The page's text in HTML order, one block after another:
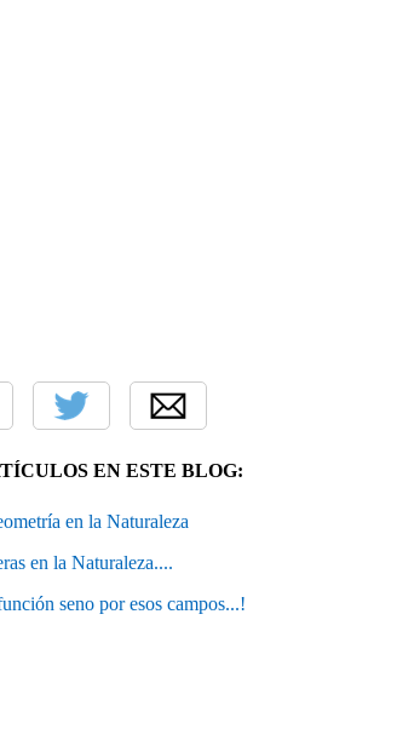
EN ESTE BLOG:
en la Naturaleza
en la Naturaleza....
seno por esos campos...!